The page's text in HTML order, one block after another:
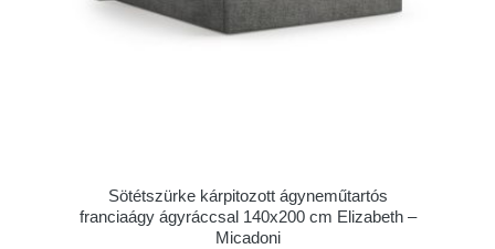
Sötétszürke kárpitozott ágyneműtartós
franciaágy ágyráccsal 140x200 cm Elizabeth –
Micadoni